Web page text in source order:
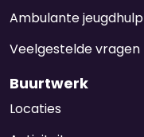
Ambulante jeugdhulp
Veelgestelde vragen
Buurtwerk
Locaties